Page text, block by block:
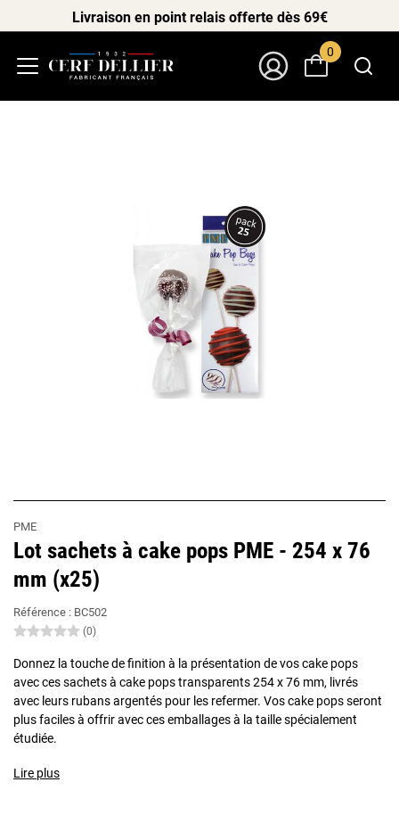
Livraison en point relais offerte dès 69€
0
PME
Lot sachets à cake pops PME - 254 x 76
mm (x25)
Référence : BC502
(0)
Donnez la touche de finition à la présentation de vos cake pops
avec ces sachets à cake pops transparents 254 x 76 mm, livrés
avec leurs rubans argentés pour les refermer. Vos cake pops seront
plus faciles à offrir avec ces emballages à la taille spécialement
étudiée.
Lire plus